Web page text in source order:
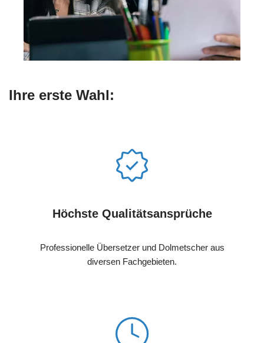
Ihre erste Wahl:
Höchste Qualitätsansprüche
Professionelle Übersetzer und Dolmetscher aus
diversen Fachgebieten.